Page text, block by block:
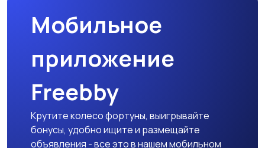
Хобби и развлечения
Животные
Мобильное
приложение
Freebby
Крутите колесо фортуны, выигрывайте
бонусы, удобно ищите и размещайте
объявления - все это в нашем мобильном